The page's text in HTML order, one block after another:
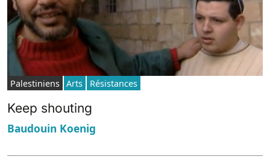
Palestiniens Arts Résistances
Keep shouting
Baudouin Koenig